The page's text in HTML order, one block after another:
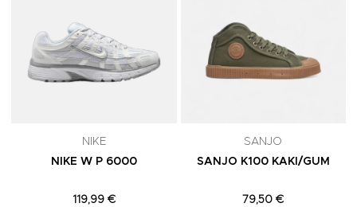
NIKE
NIKE W P 6000
119,99 €
SANJO
SANJO K100 KAKI/GUM
79,50 €